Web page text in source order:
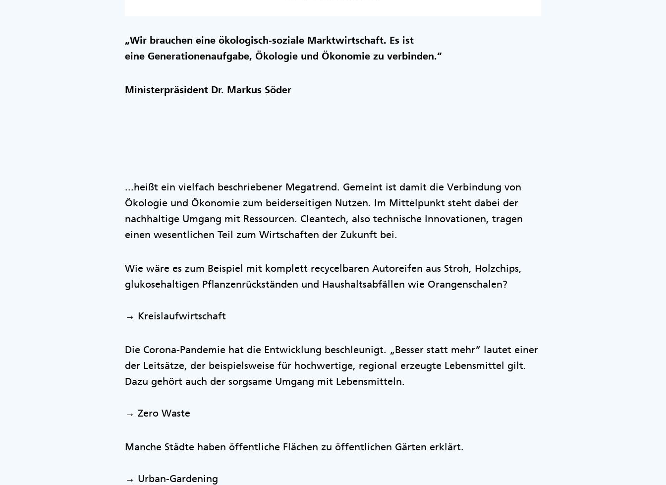
„Wir brauchen eine ökologisch-soziale Marktwirtschaft. Es ist
eine Generationenaufgabe, Ökologie und Ökonomie zu verbinden.“
Ministerpräsident Dr. Markus Söder
...heißt ein vielfach beschriebener Megatrend. Gemeint ist damit die Verbindung von
Ökologie und Ökonomie zum beiderseitigen Nutzen. Im Mittelpunkt steht dabei der
nachhaltige Umgang mit Ressourcen. Cleantech, also technische Innovationen, tragen
einen wesentlichen Teil zum Wirtschaften der Zukunft bei.
Wie wäre es zum Beispiel mit komplett recycelbaren Autoreifen aus Stroh, Holzchips,
glukosehaltigen Pflanzenrückständen und Haushaltsabfällen wie Orangenschalen?
→ Kreislaufwirtschaft
Die Corona-Pandemie hat die Entwicklung beschleunigt. „Besser statt mehr“ lautet einer
der Leitsätze, der beispielsweise für hochwertige, regional erzeugte Lebensmittel gilt.
Dazu gehört auch der sorgsame Umgang mit Lebensmitteln.
→ Zero Waste
Manche Städte haben öffentliche Flächen zu öffentlichen Gärten erklärt.
→ Urban-Gardening